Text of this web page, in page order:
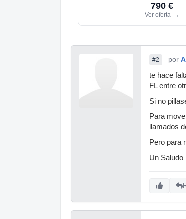
790 €
Ver oferta →
#2 por
te hace
FL entre
Si no
Para
llamados
Pero para
Un Saludo